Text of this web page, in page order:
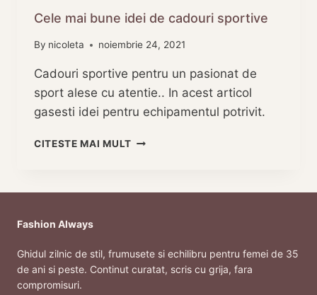
Cele mai bune idei de cadouri sportive
By nicoleta noiembrie 24, 2021
Cadouri sportive pentru un pasionat de
sport alese cu atentie.. In acest articol
gasesti idei pentru echipamentul potrivit.
CITESTE MAI MULTCELE
Fashion Always
Ghidul zilnic de stil, frumusete si echilibru pentru femei de 35
de ani si peste. Continut curatat, scris cu grija, fara
compromisuri.